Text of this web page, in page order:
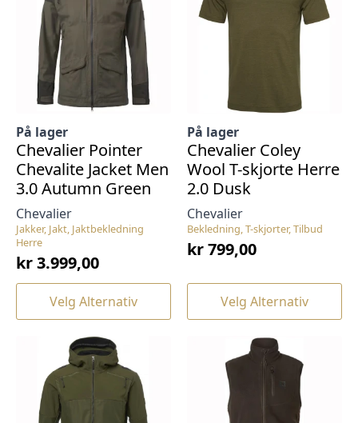
velges
produktsiden
kan
Jakker, Jakt, Jaktbekledning
Herre
Chevalier
På lager
Chevalier Pointer
Chevalite Jacket Men
3.0 Autumn Green
kr3.999,00
Velg Alternativ
Dette
produktet
varianter.
Alternativene
velges
Bekledning, T-skjorter, Tilbud
Chevalier
På lager
Chevalier Coley
Wool T-skjorte Herre
2.0 Dusk
kr799,00
Velg Alternativ
Dette
produktet
varianter.
Alternativene